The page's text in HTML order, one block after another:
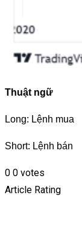
Thuật ngữ
Long: Lệnh mua
Short: Lệnh bán
0 0 votes
Article Rating